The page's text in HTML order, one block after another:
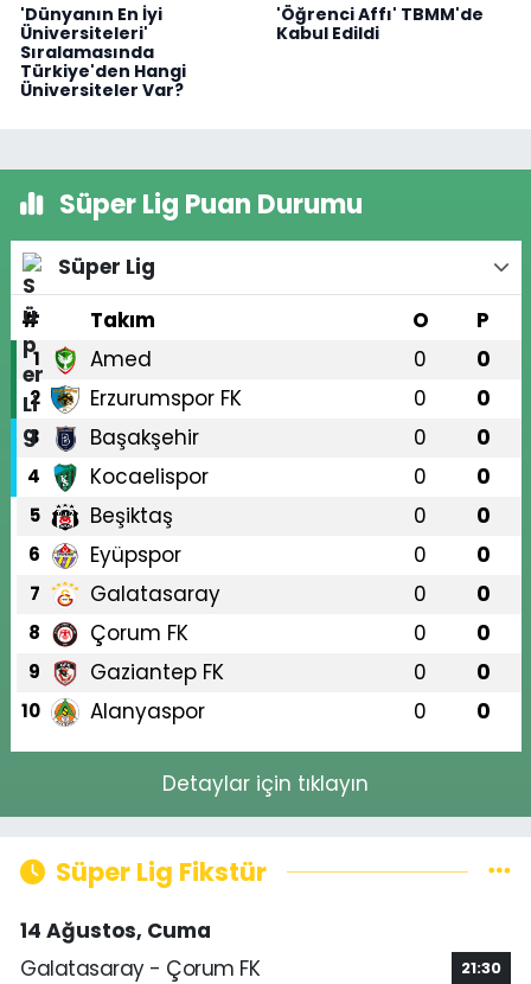
'Dünyanın En İyi
Üniversiteleri'
Sıralamasında
Türkiye'den Hangi
Üniversiteler Var?
'Öğrenci Affı' TBMM'de
Kabul Edildi
Süper Lig Puan Durumu
Süper Lig
#
Takım O P
1 Amed 0 0
2 Erzurumspor FK 0 0
3 Başakşehir 0 0
4 Kocaelispor 0 0
5 Beşiktaş 0 0
6 Eyüpspor 0 0
7 Galatasaray 0 0
8 Çorum FK 0 0
9 Gaziantep FK 0 0
10 Alanyaspor 0 0
Detaylar için tıklayın
Süper Lig Fikstür
14 Ağustos, Cuma
Galatasaray - Çorum FK
21:30